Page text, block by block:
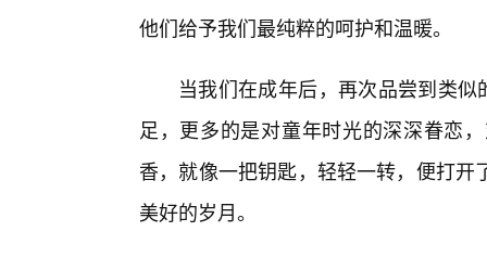
他们给予我们最纯粹的呵护和温暖。
当我们在成年后，再次品尝到类
足，更多的是对童年时光的深深眷恋
香，就像一把钥匙，轻轻一转，便打
美好的岁月。